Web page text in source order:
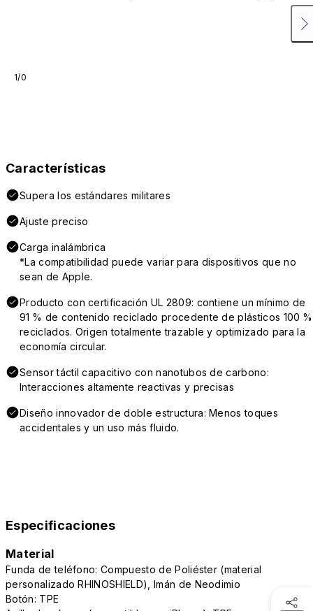
1/0
Características
Supera los estándares militares
Ajuste preciso
Carga inalámbrica
*La compatibilidad puede variar para dispositivos que no
sean de Apple.
Producto con certificación UL 2809: contiene un mínimo de
91 % de contenido reciclado procedente de plásticos 100 %
reciclados. Origen totalmente trazable y optimizado para la
economía circular.
Sensor táctil capacitivo con nanotubos de carbono:
Interacciones altamente reactivas y precisas
Diseño innovador de doble estructura: Menos toques
accidentales y un uso más fluido.
Especificaciones
Material
Funda de teléfono: Compuesto de Poliéster (material
personalizado RHINOSHIELD), Imán de Neodimio
Botón: TPE